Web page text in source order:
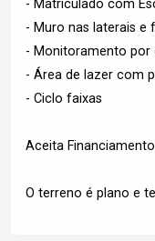
- Matriculado com
- Muro nas laterais e
- Monitoramento por
- Área de lazer com
- Ciclo faixas
Aceita Financiamento
O terreno é plano e